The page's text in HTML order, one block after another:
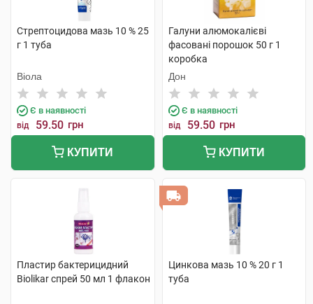
Стрептоцидова мазь 10 % 25
г 1 туба
Віола
Є в наявності
від 59.50 грн
КУПИТИ
Галуни алюмокалієві
фасовані порошок 50 г 1
коробка
Дон
Є в наявності
від 59.50 грн
КУПИТИ
Пластир бактерицидний
Biolikar спрей 50 мл 1 флакон
Цинкова мазь 10 % 20 г 1
туба